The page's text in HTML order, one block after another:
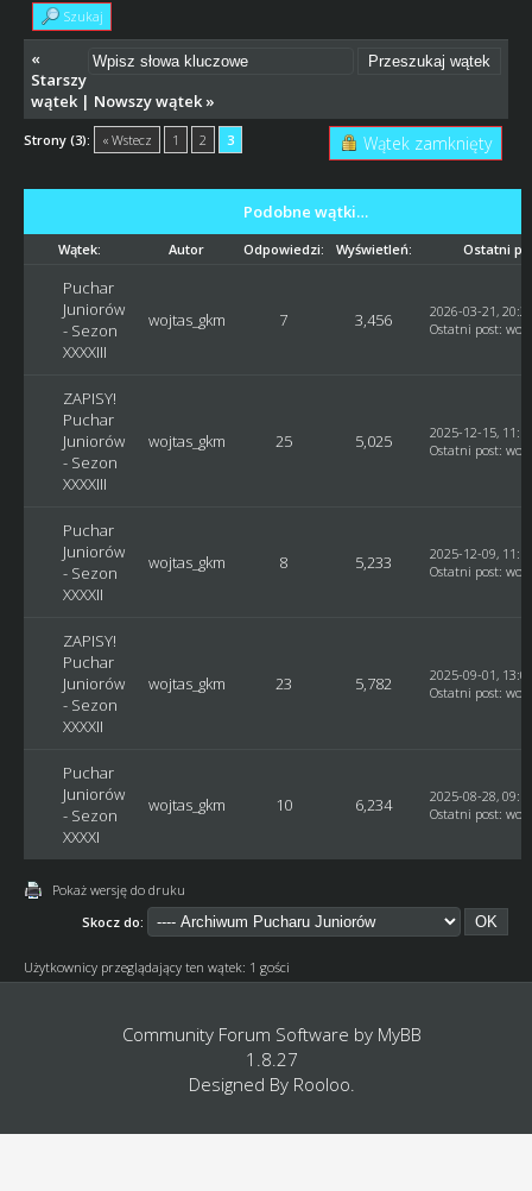
Szukaj
«
Starszy
wątek| Nowszy wątek»
Strony (3): « Wstecz 1 2 3 Wątek zamknięty
Podobne wątki…
Wątek: Autor Odpowiedzi: Wyświetleń: Ostatni
Puchar
Juniorów
- Sezon
XXXXIII
wojtas_gkm 7 3,456
2026-03-21,
Ostatni post:
ZAPISY!
Puchar
Juniorów
- Sezon
XXXXIII
wojtas_gkm 25 5,025
2025-12-15,
Ostatni post:
Puchar
Juniorów
- Sezon
XXXXII
wojtas_gkm 8 5,233
2025-12-09,
Ostatni post:
ZAPISY!
Puchar
Juniorów
- Sezon
XXXXII
wojtas_gkm 23 5,782
2025-09-01,
Ostatni post:
Puchar
Juniorów
- Sezon
XXXXI
wojtas_gkm 10 6,234
2025-08-28,
Ostatni post:
Pokaż wersję do druku
Skocz do:
Użytkownicy przeglądający ten wątek: 1 gości
Community Forum Software by MyBB
1.8.27
Designed By Rooloo